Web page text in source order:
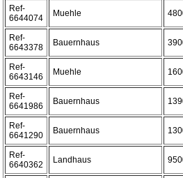
Ref-
6644074
Muehle
Ref-
6643378
Bauernhaus
Ref-
6643146
Muehle
Ref-
6641986
Bauernhaus
Ref-
6641290
Bauernhaus
Ref-
6640362
Landhaus